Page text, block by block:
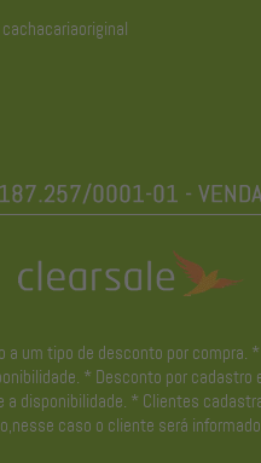
tipo de desconto por compra.
* Desconto por
* Clientes
caso o cliente será